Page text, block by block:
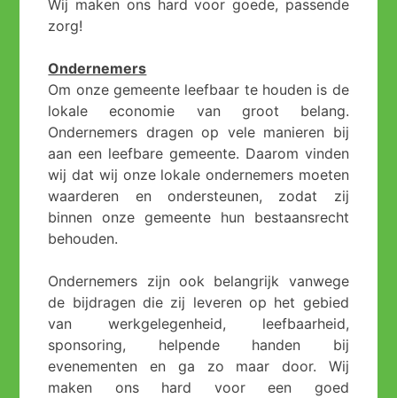
Wij maken ons hard voor goede, passende
zorg!
Ondernemers
Om onze gemeente leefbaar te houden is de
lokale economie van groot belang.
Ondernemers dragen op vele manieren bij
aan een leefbare gemeente. Daarom vinden
wij dat wij onze lokale ondernemers moeten
waarderen en ondersteunen, zodat zij
binnen onze gemeente hun bestaansrecht
behouden.
Ondernemers zijn ook belangrijk vanwege
de bijdragen die zij leveren op het gebied
van werkgelegenheid, leefbaarheid,
sponsoring, helpende handen bij
evenementen en ga zo maar door. Wij
maken ons hard voor een goed